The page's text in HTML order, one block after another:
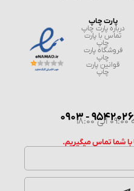
چاپ
پارت
پارت
پارت
میگیریم.